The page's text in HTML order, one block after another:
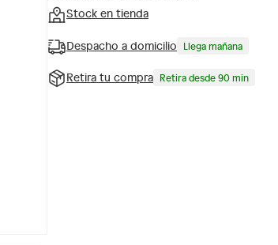
Stock en tienda
Despacho a domicilio Llega mañana
Retira tu compra Retira desde 90 min